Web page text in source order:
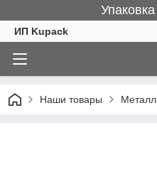
ИП Kupack
Наши товары